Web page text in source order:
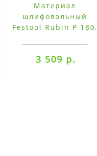
Материал
шлифовальный
Festool Rubin P 180,
RU/50
3 509 р.